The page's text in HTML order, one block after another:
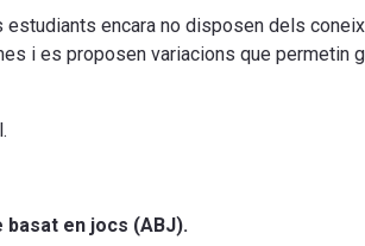
encara no disposen dels
i es proposen variacions que permetin
basat en jocs (ABJ).